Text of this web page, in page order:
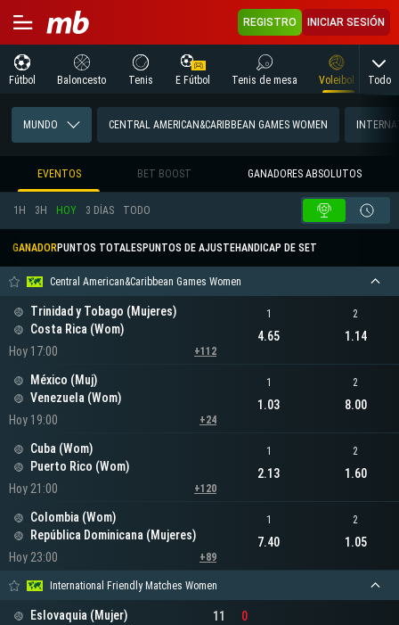
REGISTRO INICIAR SESIÓN
Fútbol Baloncesto Tenis E Fútbol Tenis de mesa Voleibol Todo
MUNDO CENTRAL AMERICAN&CARIBBEAN GAMES WOMEN
EVENTOS BET BOOST GANADORES ABSOLUTOS
1H 3H HOY 3 DÍAS TODO
GANADORPUNTOS TOTALES PUNTOS DE AJUSTEHANDICAP DE SET
Central American&Caribbean Games Women
Trinidad y Tobago (Mujeres)
Costa Rica (Wom)
Hoy 17:00
+112
1
4.65
2
1.14
México (Muj)
Venezuela (Wom)
Hoy 19:00
+24
1
1.03
2
8.00
Cuba (Wom)
Puerto Rico (Wom)
Hoy 21:00
+120
1
2.13
2
1.60
Colombia (Wom)
República Dominicana (Mujeres)
Hoy 23:00
+89
1
7.40
2
1.05
International Friendly Matches Women
Eslovaquia (Mujer)
11
0